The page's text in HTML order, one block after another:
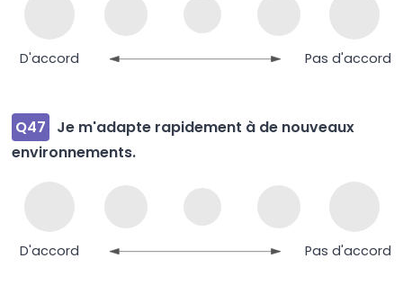
D'accord Pas d'accord
Q47
Je m'adapte rapidement à de nouveaux
environnements.
D'accord Pas d'accord